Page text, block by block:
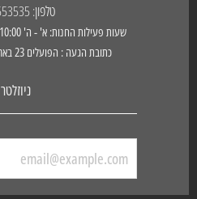
טלפון: 08-8553535
שעות פעילות החנות: א' - ה' 10:00 - 18:00 , ו- 10:00- 13:00
כתובת הגעה : הפועלים 23 באר שבע מיקוד 8487223
ניוזלטר